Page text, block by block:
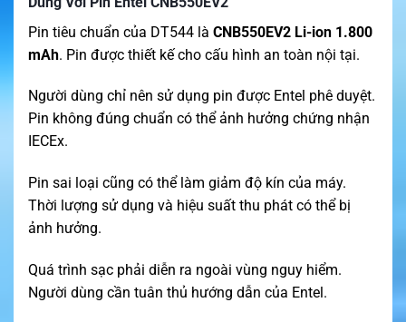
Pin tiêu chuẩn của DT544 là CNB550EV2 Li-ion 1.800
mAh. Pin được thiết kế cho cấu hình an toàn nội tại.
Người dùng chỉ nên sử dụng pin được Entel phê duyệt.
Pin không đúng chuẩn có thể ảnh hưởng chứng nhận
IECEx.
Pin sai loại cũng có thể làm giảm độ kín của máy.
Thời lượng sử dụng và hiệu suất thu phát có thể bị
ảnh hưởng.
Quá trình sạc phải diễn ra ngoài vùng nguy hiểm.
Người dùng cần tuân thủ hướng dẫn của Entel.